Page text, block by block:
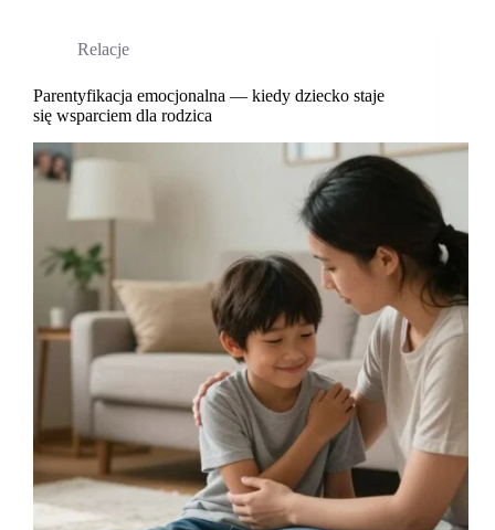
zauważyć
dzieciństwa
Relacje
Parentyfikacja emocjonalna — kiedy dziecko staje
się wsparciem dla rodzica